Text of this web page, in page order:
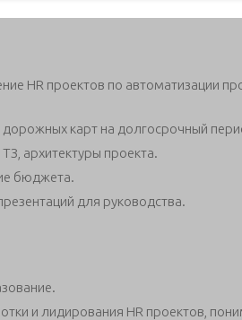
HR проектов по автоматизации
дорожных карт на долгосрочный
архитектуры проекта.
бюджета.
для руководства.
и лидирования HR проектов,